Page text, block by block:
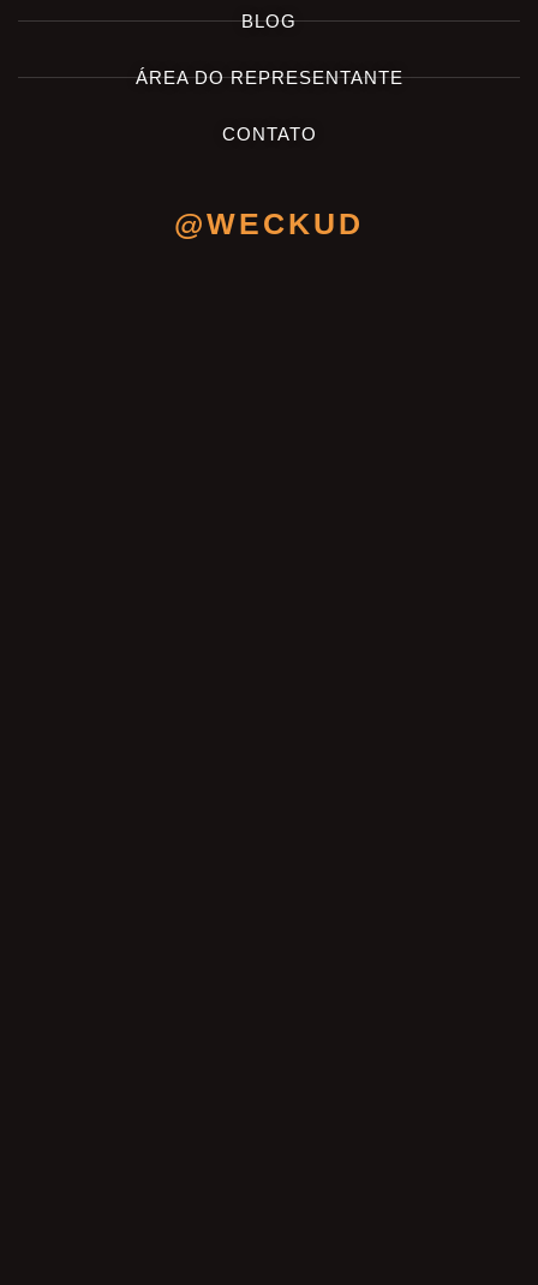
BLOG
ÁREA DO REPRESENTANTE
CONTATO
@WECKUD